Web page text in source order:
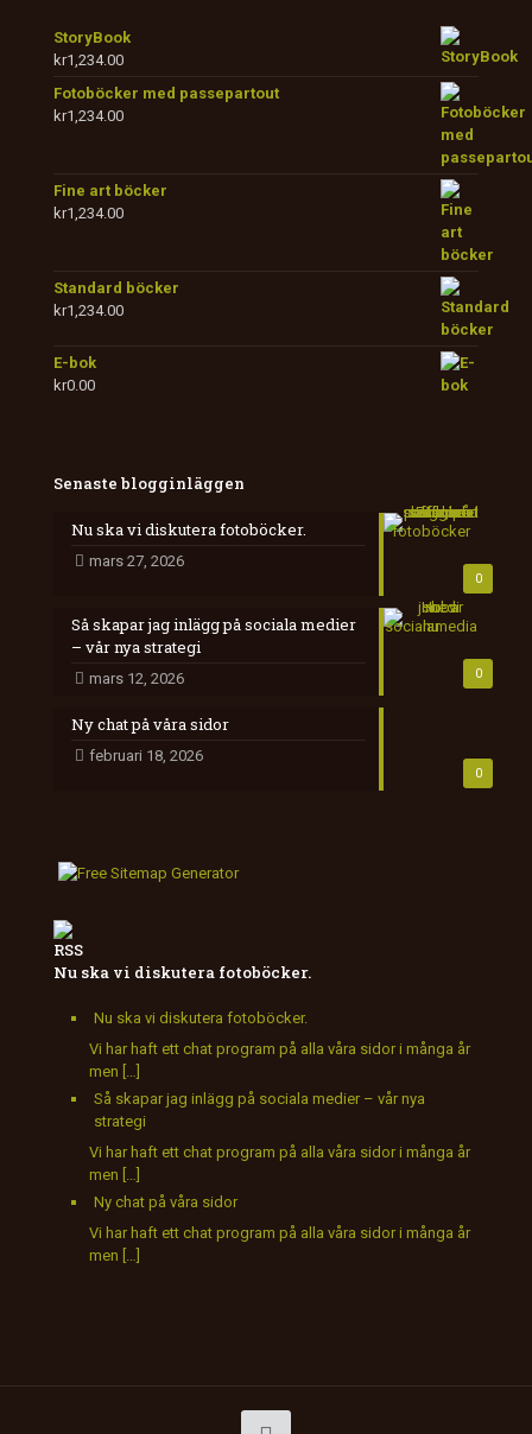
StoryBook
kr1,234.00
Fotoböcker med passepartout
kr1,234.00
Fine art böcker
kr1,234.00
Standard böcker
kr1,234.00
E-bok
kr0.00
Senaste blogginläggen
0
Nu ska vi diskutera fotoböcker.
mars 27, 2026
0
Så skapar jag inlägg på sociala medier
– vår nya strategi
mars 12, 2026
0
Ny chat på våra sidor
februari 18, 2026
Nu ska vi diskutera fotoböcker.
Nu ska vi diskutera fotoböcker.
Vi har haft ett chat program på alla våra sidor i många år
men […]
Så skapar jag inlägg på sociala medier – vår nya
strategi
Vi har haft ett chat program på alla våra sidor i många år
men […]
Ny chat på våra sidor
Vi har haft ett chat program på alla våra sidor i många år
men […]